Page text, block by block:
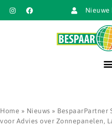
Nieuwe
Home » Nieuws » BespaarPartner
voor Advies over Zonnepanelen,